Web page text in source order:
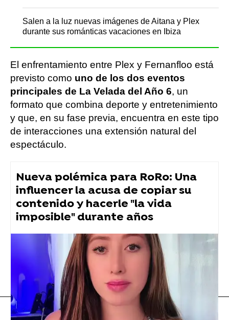
Salen a la luz nuevas imágenes de Aitana y Plex
durante sus románticas vacaciones en Ibiza
El enfrentamiento entre Plex y Fernanfloo está
previsto como uno de los dos eventos
principales de La Velada del Año 6, un
formato que combina deporte y entretenimiento
y que, en su fase previa, encuentra en este tipo
de interacciones una extensión natural del
espectáculo.
Nueva polémica para RoRo: Una
influencer la acusa de copiar su
contenido y hacerle "la vida
imposible" durante años
YoSoyPlex Velada del año
Flooxer Now » Muy Fan